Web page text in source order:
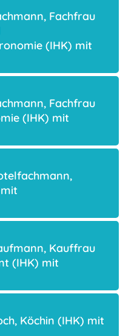
Fachfrau
(IHK) mit
Fachfrau
(IHK) mit
Kauffrau
(IHK) mit
Köchin (IHK) mit